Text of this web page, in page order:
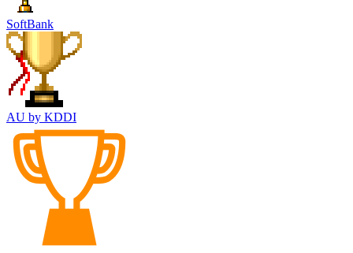
SoftBank
AU by KDDI